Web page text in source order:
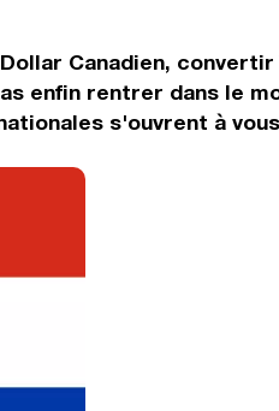
Canadien, convertir
enfin rentrer dans le
s'ouvrent à